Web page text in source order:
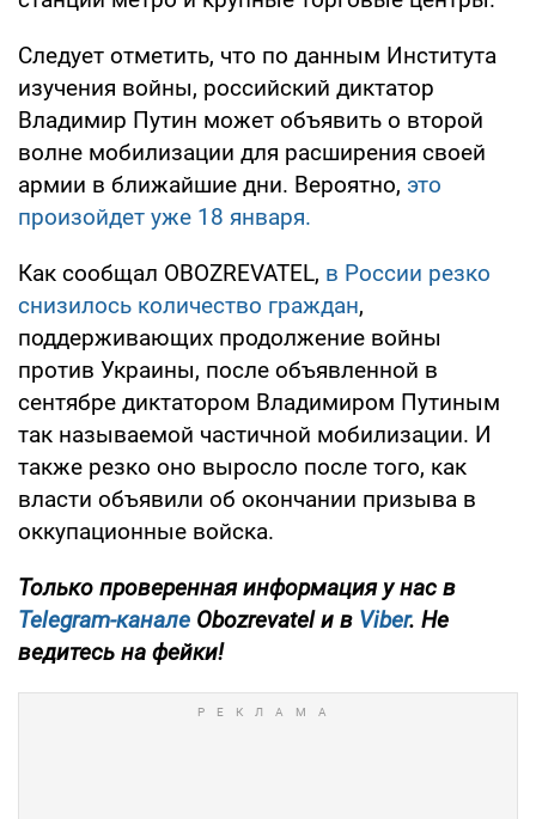
Следует отметить, что по данным Института
изучения войны, российский диктатор
Владимир Путин может объявить о второй
волне мобилизации для расширения своей
армии в ближайшие дни. Вероятно, это
произойдет уже 18 января.
Как сообщал OBOZREVATEL, в России резко
снизилось количество граждан,
поддерживающих продолжение войны
против Украины, после объявленной в
сентябре диктатором Владимиром Путиным
так называемой частичной мобилизации. И
также резко оно выросло после того, как
власти объявили об окончании призыва в
оккупационные войска.
Только проверенная информация у нас в
Telegram-канале Obozrevatel и в Viber. Не
ведитесь на фейки!